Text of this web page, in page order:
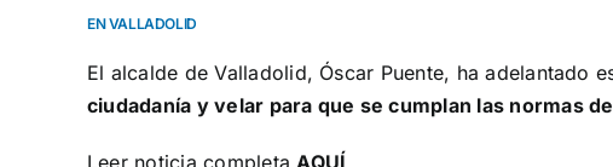
EN VALLADOLID
El alcalde de Valladolid, Óscar Puente, ha adelantado
ciudadanía y velar para que se cumplan las normas